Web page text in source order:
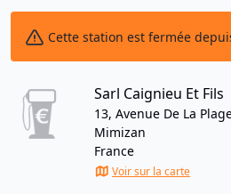
Cette station est fermée
Sarl Caignieu Et Fils
13, Avenue De La
Mimizan
France
Voir sur la carte